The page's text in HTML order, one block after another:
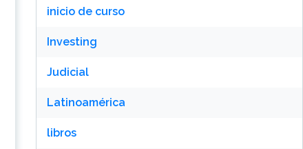
inicio de curso
Investing
Judicial
Latinoamérica
libros